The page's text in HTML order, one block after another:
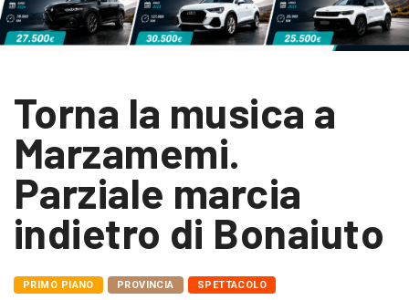
Torna la musica a
Marzamemi.
Parziale marcia
indietro di Bonaiuto
PRIMO PIANO PROVINCIA SPETTACOLO